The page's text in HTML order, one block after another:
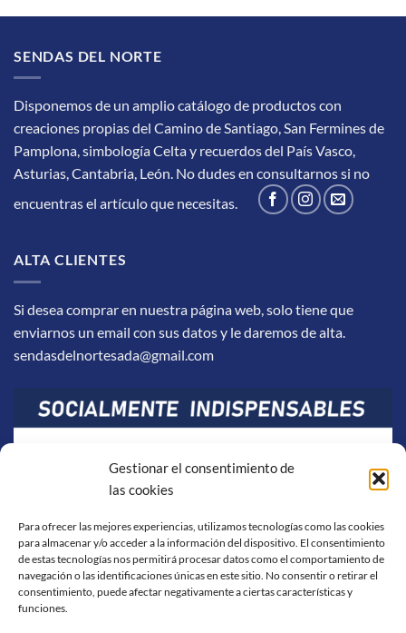
Gestionar el consentimiento de
las cookies
Para ofrecer las mejores experiencias, utilizamos tecnologías como las cookies
para almacenar y/o acceder a la información del dispositivo. El consentimiento
de estas tecnologías nos permitirá procesar datos como el comportamiento de
navegación o las identificaciones únicas en este sitio. No consentir o retirar el
consentimiento, puede afectar negativamente a ciertas características y
funciones.
SENDAS DEL NORTE
Disponemos de un amplio catálogo de productos con
creaciones propias del Camino de Santiago, San Fermines de
Pamplona, simbología Celta y recuerdos del País Vasco,
Asturias, Cantabria, León. No dudes en consultarnos si no
encuentras el artículo que necesitas.
ALTA CLIENTES
Si desea comprar en nuestra página web, solo tiene que
enviarnos un email con sus datos y le daremos de alta.
sendasdelnortesada@gmail.com